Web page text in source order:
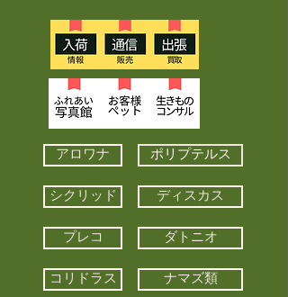
アロワナ ポリプテルス
シクリッド ディスカス
プレコ ダトニオ
コリドラス ナマズ類